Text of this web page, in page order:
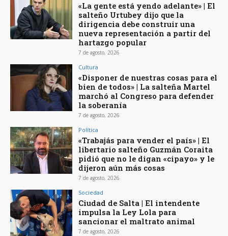
«La gente está yendo adelante» | El
salteño Urtubey dijo que la
dirigencia debe construir una
nueva representación a partir del
hartazgo popular
7 de agosto, 2026
Cultura
«Disponer de nuestras cosas para el
bien de todos» | La salteña Martel
marchó al Congreso para defender
la soberanía
7 de agosto, 2026
Política
«Trabajás para vender el país» | El
libertario salteño Guzmán Coraita
pidió que no le digan «cipayo» y le
dijeron aún más cosas
7 de agosto, 2026
Sociedad
Ciudad de Salta | El intendente
impulsa la Ley Lola para
sancionar el maltrato animal
7 de agosto, 2026